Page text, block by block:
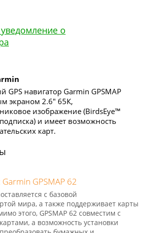
о
навигатор Garmin GPSMAP
экраном 2.6" 65К,
изображение (BirdsEye™
и имеет возможность
карт.
GPSMAP 62
с базовой
мира, а также поддерживает карты
этого, GPSMAP 62 совместим с
а возможность установки